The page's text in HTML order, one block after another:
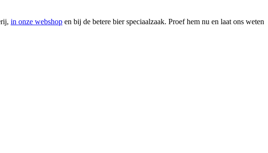
in onze webshop en bij de betere bier speciaalzaak. Proef hem nu en laat ons weten